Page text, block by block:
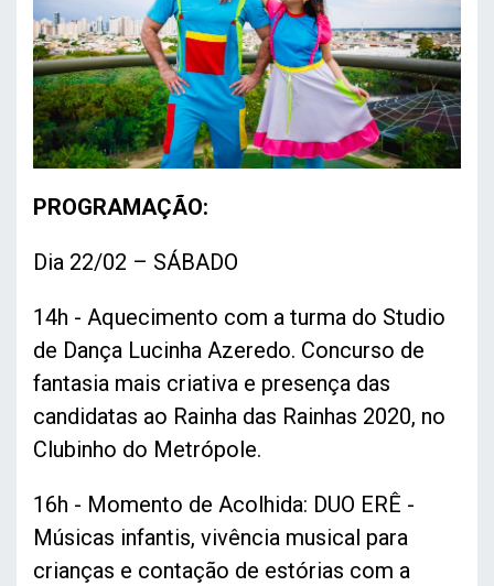
PROGRAMAÇÃO:
Dia 22/02 – SÁBADO
14h - Aquecimento com a turma do Studio
de Dança Lucinha Azeredo. Concurso de
fantasia mais criativa e presença das
candidatas ao Rainha das Rainhas 2020, no
Clubinho do Metrópole.
16h - Momento de Acolhida: DUO ERÊ -
Músicas infantis, vivência musical para
crianças e contação de estórias com a